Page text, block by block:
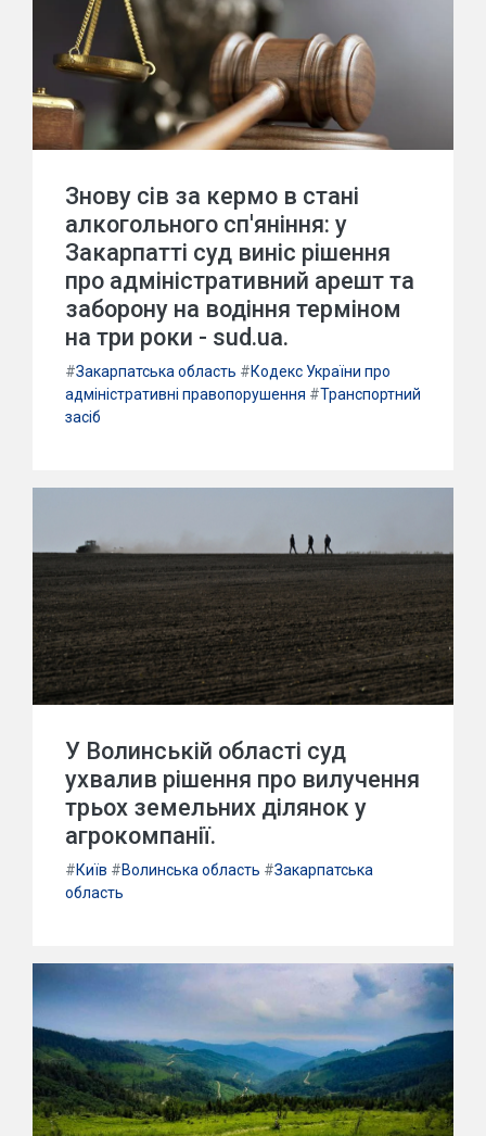
Знову сів за кермо в стані
алкогольного сп'яніння: у
Закарпатті суд виніс рішення
про адміністративний арешт та
заборону на водіння терміном
на три роки - sud.ua.
#Закарпатська область #Кодекс України про
адміністративні правопорушення #Транспортний
засіб
У Волинській області суд
ухвалив рішення про вилучення
трьох земельних ділянок у
агрокомпанії.
#Київ #Волинська область #Закарпатська
область